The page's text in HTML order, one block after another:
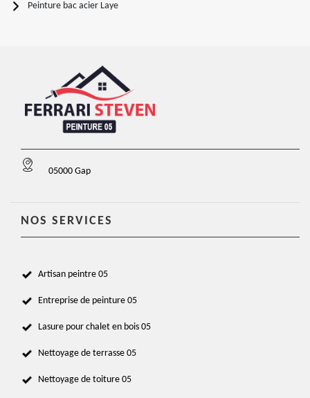
Peinture bac acier Laye
05000 Gap
NOS SERVICES
Artisan peintre 05
Entreprise de peinture 05
Lasure pour chalet en bois 05
Nettoyage de terrasse 05
Nettoyage de toiture 05